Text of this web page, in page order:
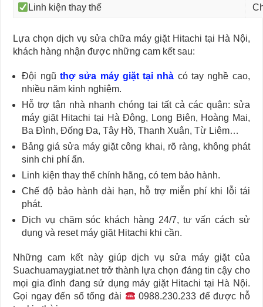
Linh kiện thay thế
Lựa chọn dịch vụ sửa chữa máy giặt Hitachi tại Hà Nội,
khách hàng nhận được những cam kết sau:
Đội ngũ thợ sửa máy giặt tại nhà có tay nghề cao,
nhiều năm kinh nghiệm.
Hỗ trợ tận nhà nhanh chóng tại tất cả các quận: sửa
máy giặt Hitachi tại Hà Đông, Long Biên, Hoàng Mai,
Ba Đình, Đống Đa, Tây Hồ, Thanh Xuân, Từ Liêm…
Bảng giá sửa máy giặt công khai, rõ ràng, không phát
sinh chi phí ẩn.
Linh kiện thay thế chính hãng, có tem bảo hành.
Chế độ bảo hành dài hạn, hỗ trợ miễn phí khi lỗi tái
phát.
Dịch vụ chăm sóc khách hàng 24/7, tư vấn cách sử
dụng và reset máy giặt Hitachi khi cần.
Những cam kết này giúp dịch vụ sửa máy giặt của
Suachuamaygiat.net trở thành lựa chọn đáng tin cậy cho
mọi gia đình đang sử dụng máy giặt Hitachi tại Hà Nội.
Gọi ngay đến số tổng đài
0988.230.233 để được hỗ